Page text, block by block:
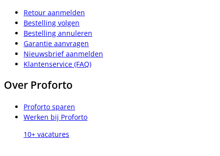
Retour aanmelden
Bestelling volgen
Bestelling annuleren
Garantie aanvragen
Nieuwsbrief aanmelden
Klantenservice (FAQ)
Over Proforto
Proforto sparen
Werken bij Proforto
10+ vacatures